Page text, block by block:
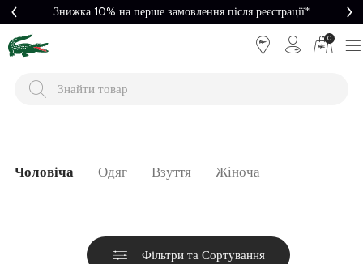
Легке повернення
0
Чоловіча Одяг Взуття Жіноча
Фільтри та Сортування